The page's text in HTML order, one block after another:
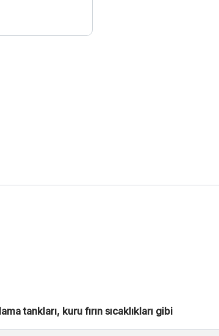
tankları, kuru fırın sıcaklıkları gibi